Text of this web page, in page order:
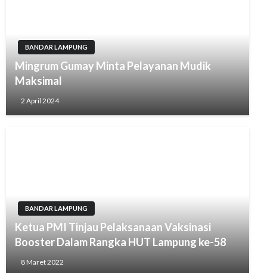
BANDAR LAMPUNG
Mingrum Gumay Minta Pelayanan Mudik
Maksimal
2 April 2024
BANDAR LAMPUNG
Ketua PMI Tinjau Pelaksanaan Vaksinasi
Booster Dalam Rangka HUT Lampung ke-58
8 Maret 2022